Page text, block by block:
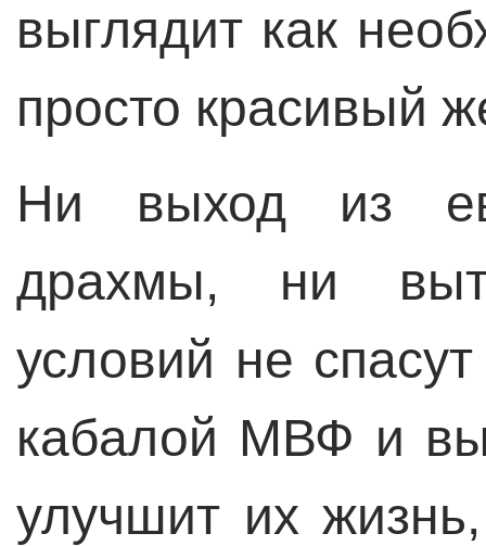
выглядит как
просто красивый
Ни выход из
драхмы, ни
условий не
кабалой МВФ и
улучшит их